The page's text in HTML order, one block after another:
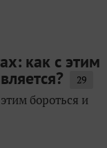
как с этим
29
бороться и